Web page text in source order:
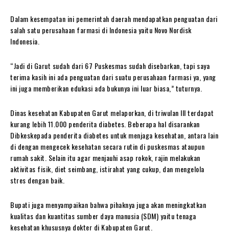
Dalam kesempatan ini pemerintah daerah mendapatkan penguatan dari
salah satu perusahaan farmasi di Indonesia yaitu Novo Nordisk
Indonesia.
“Jadi di Garut sudah dari 67 Puskesmas sudah disebarkan, tapi saya
terima kasih ini ada penguatan dari suatu perusahaan farmasi ya, yang
ini juga memberikan edukasi ada bukunya ini luar biasa,” tuturnya.
Dinas kesehatan Kabupaten Garut melaporkan, di triwulan III terdapat
kurang lebih 11.000 penderita diabetes. Beberapa hal disarankan
Dibkeskepada penderita diabetes untuk menjaga kesehatan, antara lain
di dengan mengecek kesehatan secara rutin di puskesmas ataupun
rumah sakit. Selain itu agar menjauhi asap rokok, rajin melakukan
aktivitas fisik, diet seimbang, istirahat yang cukup, dan mengelola
stres dengan baik.
Bupati juga menyampaikan bahwa pihaknya juga akan meningkatkan
kualitas dan kuantitas sumber daya manusia (SDM) yaitu tenaga
kesehatan khususnya dokter di Kabupaten Garut.